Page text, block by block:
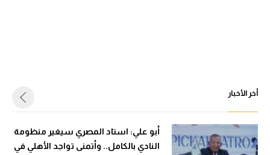
أخر الأخبار
أبو علي: استاد المصري سيغير منظومة
النادي بالكامل.. وأتمنى تواجد الأهلي في